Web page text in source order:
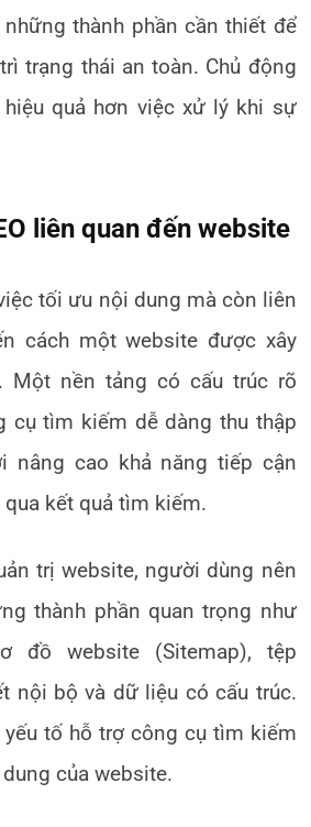
thành phần cần thiết để
trạng thái an toàn. Chủ động
quả hơn việc xử lý khi sự
liên quan đến website
tối ưu nội dung mà còn liên
cách một website được xây
Một nền tảng có cấu trúc rõ
cụ tìm kiếm dễ dàng thu thập
nâng cao khả năng tiếp cận
kết quả tìm kiếm.
trị website, người dùng nên
thành phần quan trọng như
đồ website (Sitemap), tệp
nội bộ và dữ liệu có cấu trúc.
tố hỗ trợ công cụ tìm kiếm
của website.